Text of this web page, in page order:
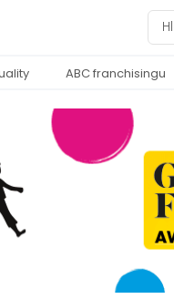
ABC franchisingu